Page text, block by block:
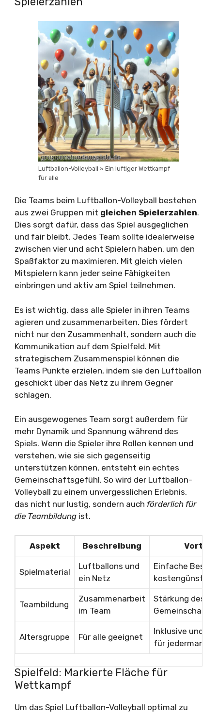
Luftballon-Volleyball » Ein luftiger Wettkampf
für alle
Die Teams beim Luftballon-Volleyball bestehen
aus zwei Gruppen mit gleichen Spielerzahlen.
Dies sorgt dafür, dass das Spiel ausgeglichen
und fair bleibt. Jedes Team sollte idealerweise
zwischen vier und acht Spielern haben, um den
Spaßfaktor zu maximieren. Mit gleich vielen
Mitspielern kann jeder seine Fähigkeiten
einbringen und aktiv am Spiel teilnehmen.
Es ist wichtig, dass alle Spieler in ihren Teams
agieren und zusammenarbeiten. Dies fördert
nicht nur den Zusammenhalt, sondern auch die
Kommunikation auf dem Spielfeld. Mit
strategischem Zusammenspiel können die
Teams Punkte erzielen, indem sie den Luftballon
geschickt über das Netz zu ihrem Gegner
schlagen.
Ein ausgewogenes Team sorgt außerdem für
mehr Dynamik und Spannung während des
Spiels. Wenn die Spieler ihre Rollen kennen und
verstehen, wie sie sich gegenseitig
unterstützen können, entsteht ein echtes
Gemeinschaftsgefühl. So wird der Luftballon-
Volleyball zu einem unvergesslichen Erlebnis,
das nicht nur lustig, sondern auch förderlich für
die Teambildung ist.
Aspekt Beschreibung Vorteil
Spielmaterial
Luftballons und
ein Netz
Einfache
kostengünstig
Teambildung
Zusammenarbeit
im Team
Stärkung des
Altersgruppe Für alle geeignet
Inklusive und
für jedermann
Spielfeld: Markierte Fläche für
Wettkampf
Um das Spiel Luftballon-Volleyball optimal zu